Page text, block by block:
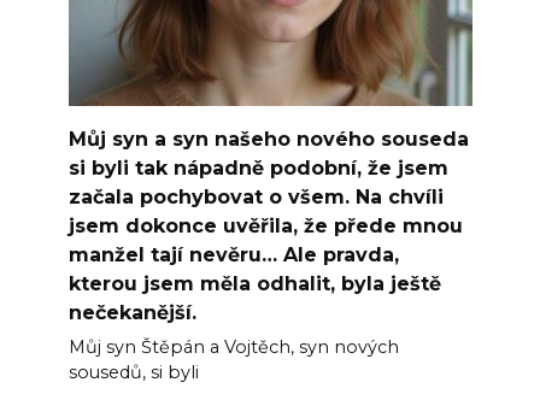
Můj syn a syn našeho nového souseda
si byli tak nápadně podobní, že jsem
začala pochybovat o všem. Na chvíli
jsem dokonce uvěřila, že přede mnou
manžel tají nevěru… Ale pravda,
kterou jsem měla odhalit, byla ještě
nečekanější.
Můj syn Štěpán a Vojtěch, syn nových
sousedů, si byli